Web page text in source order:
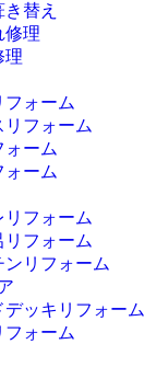
替え
修理
理
フォーム
リフォーム
ォーム
ォーム
リフォーム
リフォーム
ンリフォーム
デッキリフォーム
フォーム